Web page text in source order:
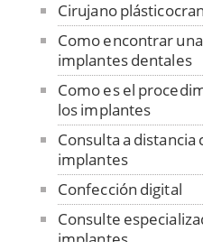
Cirujano
Como encontrar
implantes dentales
Como es el
los implantes
Consulta a distancia
implantes
Confección digital
Consulte
implantes